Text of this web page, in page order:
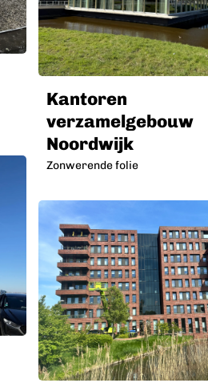
Kantoren
verzamelgebouw
Noordwijk
Zonwerende folie